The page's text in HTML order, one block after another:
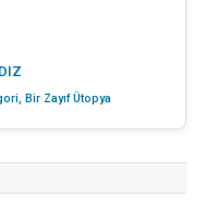
Bir Zayıf Ütopya